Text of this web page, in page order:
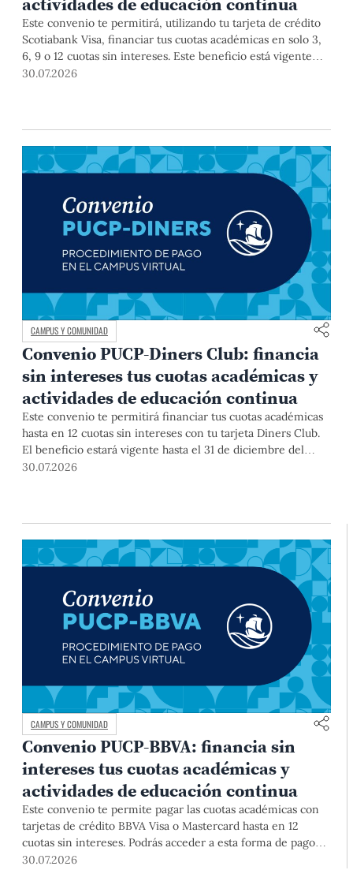
Este convenio te permitirá, utilizando tu tarjeta de crédito
Scotiabank Visa, financiar tus cuotas académicas en solo 3,
6, 9 o 12 cuotas sin intereses. Este beneficio está vigente
hasta el 31 de diciembre de 2026, y aplica para pagos de
30.07.2026
CAMPUS Y COMUNIDAD
Convenio PUCP-Diners Club: financia
sin intereses tus cuotas académicas y
actividades de educación continua
Este convenio te permitirá financiar tus cuotas académicas
hasta en 12 cuotas sin intereses con tu tarjeta Diners Club.
El beneficio estará vigente hasta el 31 de diciembre del
2026 para pregrado y posgrado, así como para deudas de
30.07.2026
CAMPUS Y COMUNIDAD
Convenio PUCP-BBVA: financia sin
intereses tus cuotas académicas y
actividades de educación continua
Este convenio te permite pagar las cuotas académicas con
tarjetas de crédito BBVA Visa o Mastercard hasta en 12
cuotas sin intereses. Podrás acceder a esta forma de pago
hasta el 31 de diciembre del 2026 para pregrado y posgrado,
30.07.2026